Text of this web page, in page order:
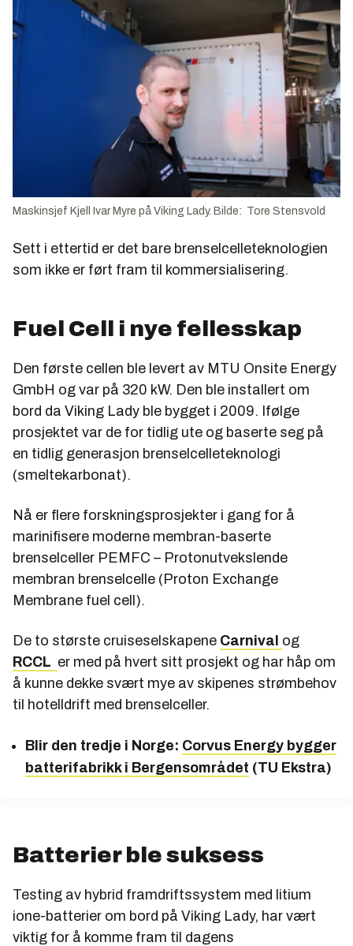
Maskinsjef Kjell Ivar Myre på Viking Lady. Bilde: Tore Stensvold
Sett i ettertid er det bare brenselcelleteknologien
som ikke er ført fram til kommersialisering.
Fuel Cell i nye fellesskap
Den første cellen ble levert av MTU Onsite Energy
GmbH og var på 320 kW. Den ble installert om
bord da Viking Lady ble bygget i 2009. Ifølge
prosjektet var de for tidlig ute og baserte seg på
en tidlig generasjon brenselcelleteknologi
(smeltekarbonat).
Nå er flere forskningsprosjekter i gang for å
marinifisere moderne membran-baserte
brenselceller PEMFC – Protonutvekslende
membran brenselcelle (Proton Exchange
Membrane fuel cell).
De to største cruiseselskapene Carnival og
RCCL er med på hvert sitt prosjekt og har håp om
å kunne dekke svært mye av skipenes strømbehov
til hotelldrift med brenselceller.
Blir den tredje i Norge: Corvus Energy bygger
batterifabrikk i Bergensområdet (TU Ekstra)
Batterier ble suksess
Testing av hybrid framdriftssystem med litium
ione-batterier om bord på Viking Lady, har vært
viktig for å komme fram til dagens